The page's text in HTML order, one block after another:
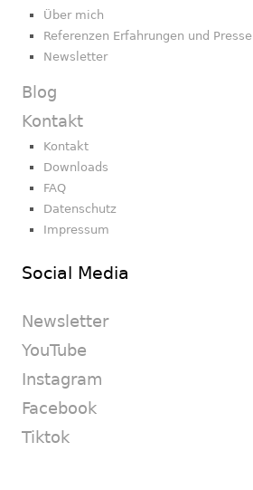
Über mich
Referenzen Erfahrungen und Presse
Newsletter
Blog
Kontakt
Kontakt
Downloads
FAQ
Datenschutz
Impressum
Social Media
Newsletter
YouTube
Instagram
Facebook
Tiktok